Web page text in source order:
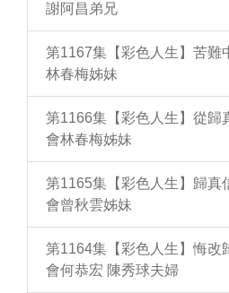
謝阿昌弟兄
第1167集【彩色人生】苦難
林春梅姊妹
第1166集【彩色人生】從歸
會林春梅姊妹
第1165集【彩色人生】歸真
會曾秋雲姊妹
第1164集【彩色人生】悔改
會何恭宏 陳秀球夫婦